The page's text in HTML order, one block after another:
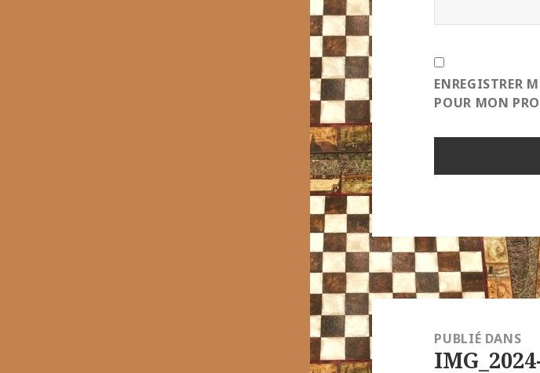
ENREGISTRER
POUR MON
Navigation
de
l’article
PUBLIÉ DANS